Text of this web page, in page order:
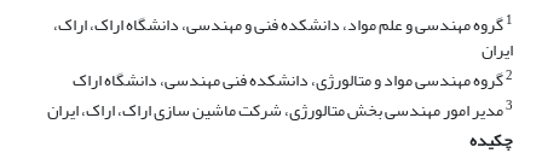
1گروه مهندسی و علم مواد، دانشکده فنی و مهندسی، دانشگاه اراک، اراک،
ایران
2گروه مهندسی مواد و متالورژی، دانشکده فنی مهندسی، دانشگاه اراک
3مدیر امور مهندسی بخش متالورژی، شرکت ماشین سازی اراک، اراک، ایران
چکیده